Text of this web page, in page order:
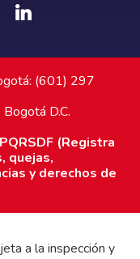
(601) 297
D.C.
PQRSDF (Registra
quejas,
y derechos de
a la inspección y